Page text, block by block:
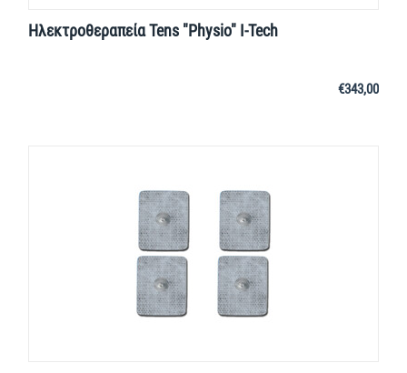
Ηλεκτροθεραπεία Tens "Physio" I-Tech
€343,00